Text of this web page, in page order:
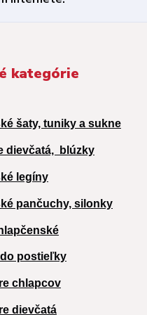
kategórie
šaty, tuniky a sukne
dievčatá, blúzky
legíny
pančuchy, silonky
postieľky
chlapcov
dievčatá